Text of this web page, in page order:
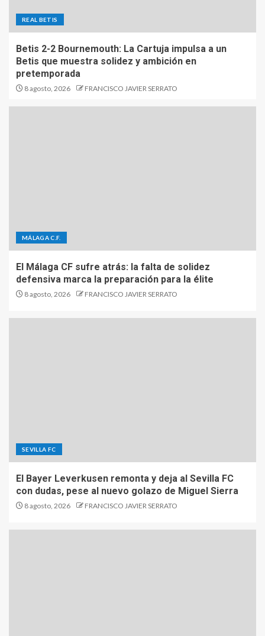
REAL BETIS
Betis 2-2 Bournemouth: La Cartuja impulsa a un
Betis que muestra solidez y ambición en
pretemporada
8 agosto, 2026 FRANCISCO JAVIER SERRATO
MÁLAGA C.F.
El Málaga CF sufre atrás: la falta de solidez
defensiva marca la preparación para la élite
8 agosto, 2026 FRANCISCO JAVIER SERRATO
SEVILLA FC
El Bayer Leverkusen remonta y deja al Sevilla FC
con dudas, pese al nuevo golazo de Miguel Sierra
8 agosto, 2026 FRANCISCO JAVIER SERRATO